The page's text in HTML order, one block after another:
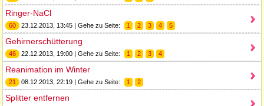
Ringer-NaCl
60 23.12.2013, 13:45 | Gehe zu Seite: 1 2 3 4 5
Gehirnerschütterung
46 22.12.2013, 19:00 | Gehe zu Seite: 1 2 3 4
Reanimation im Winter
21 08.12.2013, 22:19 | Gehe zu Seite: 1 2
Splitter entfernen